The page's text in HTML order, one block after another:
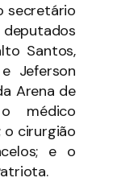
secretário
Santos,
Jeferson
Arena de
o médico
o cirurgião
e o